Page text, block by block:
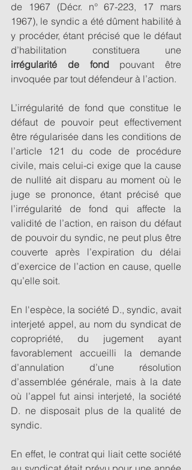
de 1967 (Décr. n° 67-223, 17 mars
1967), le syndic a été dûment habilité à
y procéder, étant précisé que le défaut
irrégularité de fond pouvant être
invoquée par tout défendeur à l’action.
L’irrégularité de fond que constitue le
défaut de pouvoir peut effectivement
être régularisée dans les conditions de
l’article 121 du code de procédure
civile, mais celui-ci exige que la cause
de nullité ait disparu au moment où le
juge se prononce, étant précisé que
l’irrégularité de fond qui affecte la
validité de l’action, en raison du défaut
de pouvoir du syndic, ne peut plus être
couverte après l’expiration du délai
d’exercice de l’action en cause, quelle
qu’elle soit.
En l'espèce, la société D., syndic, avait
interjeté appel, au nom du syndicat de
copropriété, du jugement ayant
favorablement accueilli la demande
d’annulation d’une résolution
d’assemblée générale, mais à la date
où l’appel fut ainsi interjeté, la société
D. ne disposait plus de la qualité de
syndic.
En effet, le contrat qui liait cette société